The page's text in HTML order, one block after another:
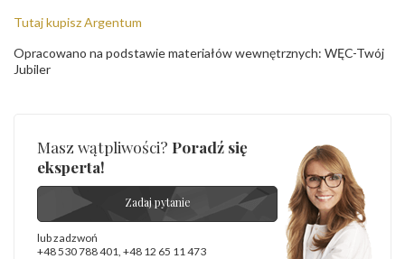
Tutaj kupisz Argentum
Opracowano na podstawie materiałów wewnętrznych: WĘC-Twój
Jubiler
Masz wątpliwości? Poradź się
eksperta!
Zadaj pytanie
lub zadzwoń
+48 530 788 401 +48 12 65 11 473